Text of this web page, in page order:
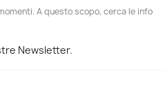
A questo scopo, cerca le info
Newsletter.